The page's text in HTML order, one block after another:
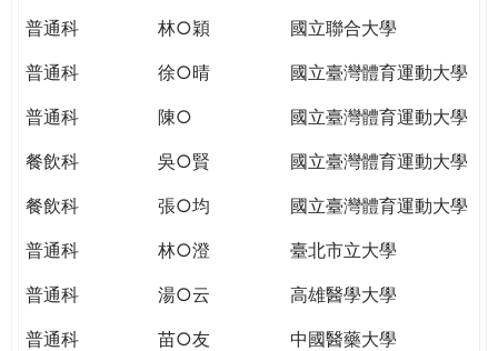
YOU
THE
CITIZENSHIP
普通科
林○穎
國立聯合大學
普通科
徐○晴
國立臺灣體育運動大學
普通科
陳○
國立臺灣體育運動大學
餐飲科
吳○賢
國立臺灣體育運動大學
餐飲科
張○均
國立臺灣體育運動大學
普通科
林○澄
臺北市立大學
普通科
湯○云
高雄醫學大學
普通科
苗○友
中國醫藥大學